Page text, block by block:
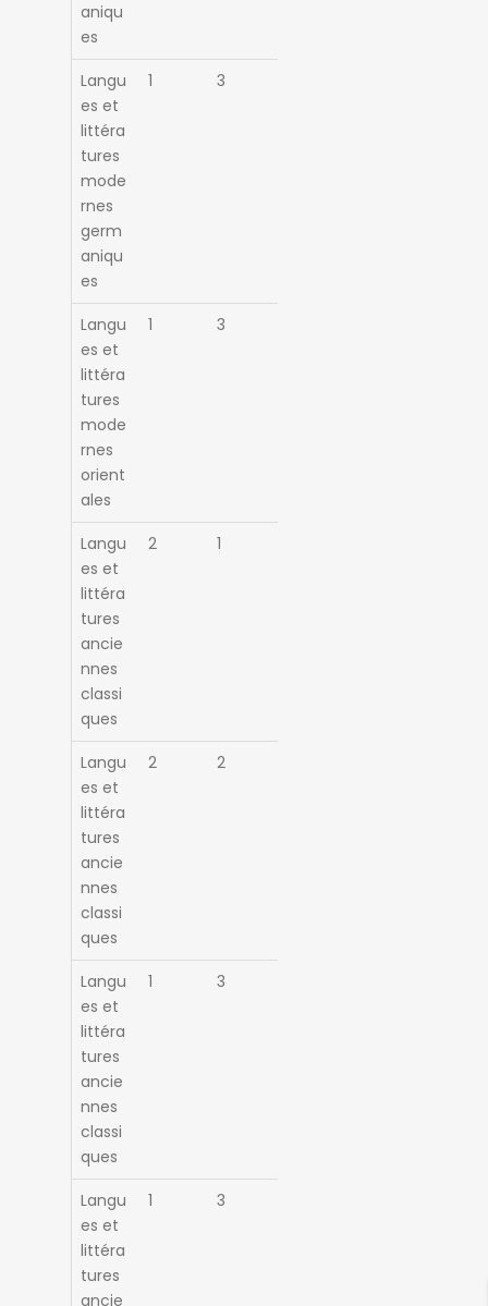
aniqu
es
Langu
es et
littéra
tures
mode
rnes
germ
aniqu
es
1 3
Langu
es et
littéra
tures
mode
rnes
orient
ales
1 3
Langu
es et
littéra
tures
ancie
nnes
classi
ques
2 1
Langu
es et
littéra
tures
ancie
nnes
classi
ques
2 2
Langu
es et
littéra
tures
ancie
nnes
classi
ques
1 3
Langu
es et
littéra
tures
ancie
1 3